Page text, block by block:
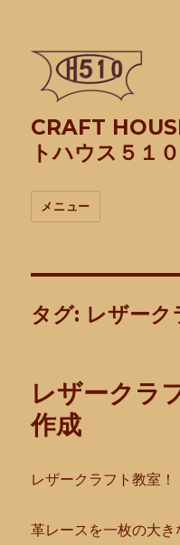
CRAFT
トハウス５１
メニュー
タグ: レザーク
レザークラ
作成
レザークラフト教室！
革レースを一枚の大き